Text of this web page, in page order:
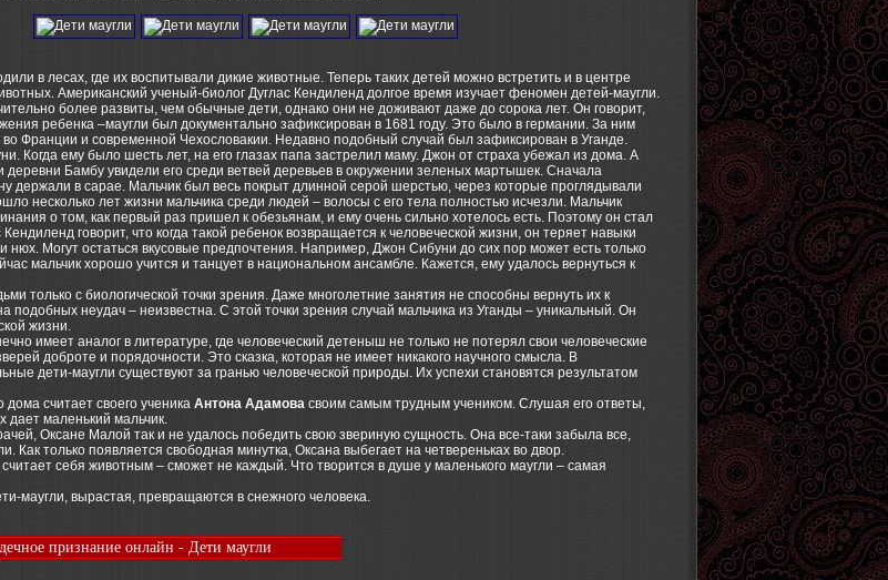
в лесах, где их воспитывали дикие животные. Теперь таких детей можно встретить и в центре
Американский ученый-биолог Дуглас Кендиленд долгое время изучает феномен детей-маугли.
более развиты, чем обычные дети, однако они не доживают даже до сорока лет. Он говорит,
ребенка –маугли был документально зафиксирован в 1681 году. Это было в германии. За ним
во Франции и современной Чехословакии. Недавно подобный случай был зафиксирован в Уганде.
Когда ему было шесть лет, на его глазах папа застрелил маму. Джон от страха убежал из дома. А
деревни Бамбу увидели его среди ветвей деревьев в окружении зеленых мартышек. Сначала
держали в сарае. Мальчик был весь покрыт длинной серой шерстью, через которые проглядывали
несколько лет жизни мальчика среди людей – волосы с его тела полностью исчезли. Мальчик
о том, как первый раз пришел к обезьянам, и ему очень сильно хотелось есть. Поэтому он стал
Кендиленд говорит, что когда такой ребенок возвращается к человеческой жизни, он теряет навыки
нюх. Могут остаться вкусовые предпочтения. Например, Джон Сибуни до сих пор может есть только
мальчик хорошо учится и танцует в национальном ансамбле. Кажется, ему удалось вернуться к
только с биологической точки зрения. Даже многолетние занятия не способны вернуть их к
подобных неудач – неизвестна. С этой точки зрения случай мальчика из Уганды – уникальный. Он
жизни.
имеет аналог в литературе, где человеческий детеныш не только не потерял свои человеческие
доброте и порядочности. Это сказка, которая не имеет никакого научного смысла. В
дети-маугли существуют за гранью человеческой природы. Их успехи становятся результатом
дома считает своего ученика Антона Адамова своим самым трудным учеником. Слушая его ответы,
дает маленький мальчик.
Оксане Малой так и не удалось победить свою звериную сущность. Она все-таки забыла все,
Как только появляется свободная минутка, Оксана выбегает на четвереньках во двор.
себя животным – сможет не каждый. Что творится в душе у маленького маугли – самая
маугли, вырастая, превращаются в снежного человека.
признание онлайн - Дети маугли